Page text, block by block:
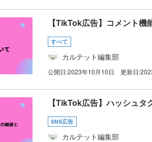
【TikTok広告】コメント機
すべて
カルテット編集部
公開日:2023年10月10日 更新日:
【TikTok広告】ハッシュ
SNS広告
カルテット編集部